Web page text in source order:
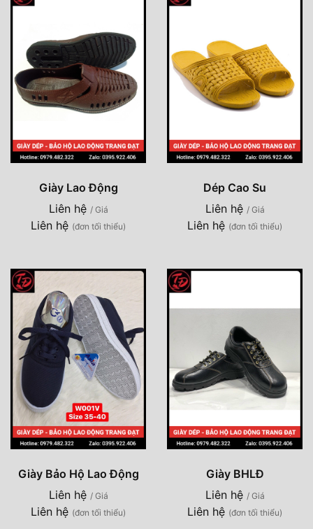
Giày Lao Động
Liên hệ / Giá
Liên hệ (đơn tối thiểu)
Dép Cao Su
Liên hệ / Giá
Liên hệ (đơn tối thiểu)
Giày Bảo Hộ Lao Động
Liên hệ / Giá
Liên hệ (đơn tối thiểu)
Giày BHLĐ
Liên hệ / Giá
Liên hệ (đơn tối thiểu)